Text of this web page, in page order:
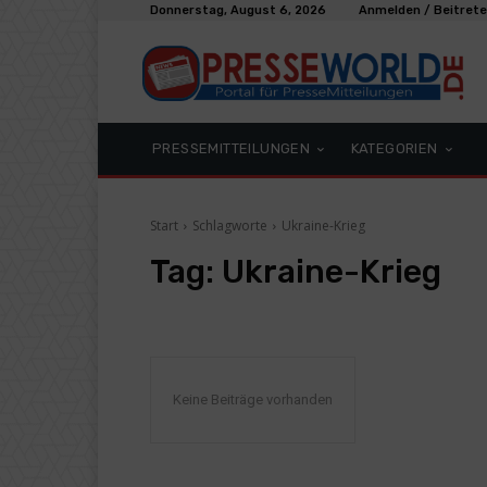
Donnerstag, August 6, 2026 Anmelden /
PRESSEMITTEILUNGEN KATEGORIEN
Start Schlagworte Ukraine-Krieg
Tag: Ukraine-Krieg
Keine Beiträge vorhanden